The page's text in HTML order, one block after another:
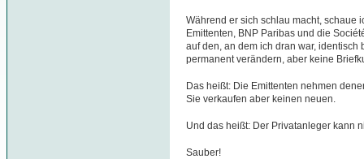
Während er sich schlau macht, schaue
Emittenten, BNP Paribas und die
auf den, an dem ich dran war,
permanent verändern, aber keine
Das heißt: Die Emittenten nehmen
Sie verkaufen aber keinen neuen.
Und das heißt: Der Privatanleger kann
Sauber!